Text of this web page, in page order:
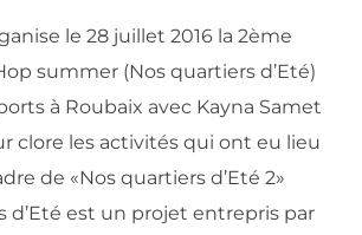
le 28 juillet 2016 la 2ème
summer (Nos quartiers d’Eté)
à Roubaix avec Kayna Samet
clore les activités qui ont eu lieu
de «Nos quartiers d’Eté 2»
d’Eté est un projet entrepris par